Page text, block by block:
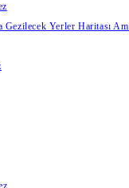
Gezilecek Yerler Haritası